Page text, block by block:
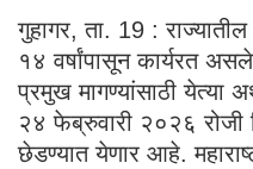
गुहागर, ता. 19 : राज्यातील
१४ वर्षांपासून कार्यरत
प्रमुख मागण्यांसाठी येत्या
२४ फेब्रुवारी २०२६ रोजी
छेडण्यात येणार आहे.